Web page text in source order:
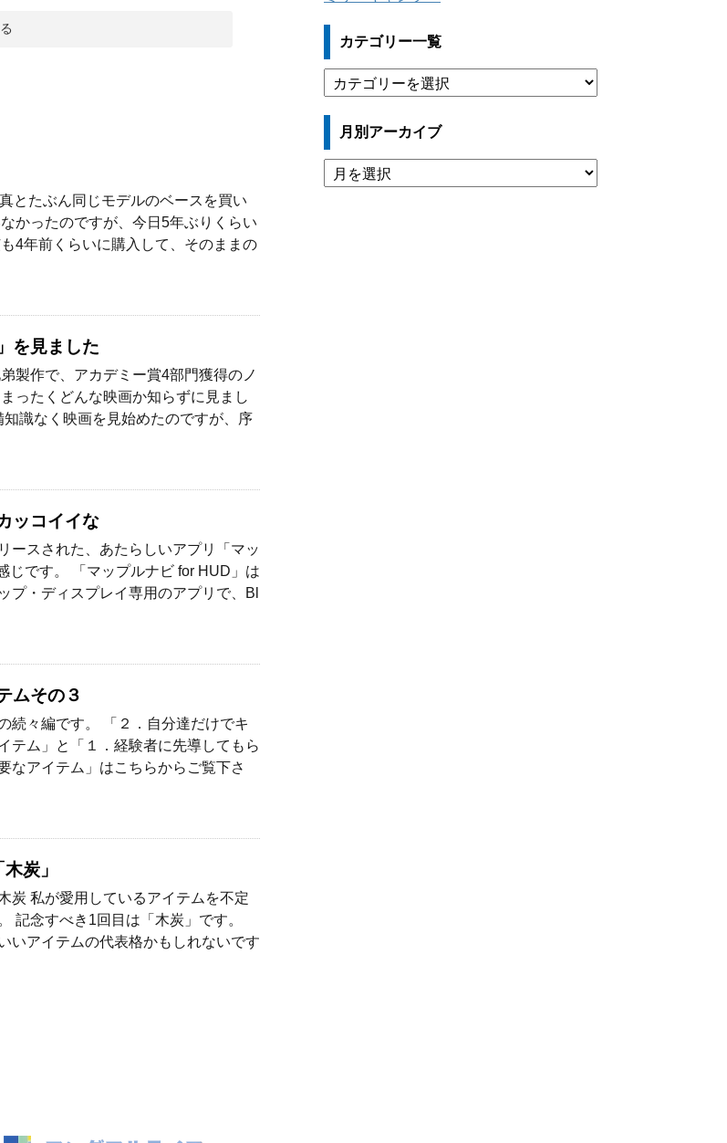
とたぶん同じモデルのベースを買い
かったのですが、今日5年ぶりくらい
4年前くらいに購入して、そのままの
を見ました
製作で、アカデミー賞4部門獲得のノ
ったくどんな映画か知らずに見まし
識なく映画を見始めたのですが、序
ッコイイな
ースされた、あたらしいアプリ「マッ
じです。 「マップルナビ for HUD」は
プ・ディスプレイ専用のアプリで、Bl
ムその３
続々編です。 「２．自分達だけでキ
テム」と「１．経験者に先導してもら
なアイテム」はこちらからご覧下さ
炭」
私が愛用しているアイテムを不定
記念すべき1回目は「木炭」です。
いアイテムの代表格かもしれないです
カテゴリー一覧
テ
ゴ
ー
一
覧
月別アーカイブ
月
別